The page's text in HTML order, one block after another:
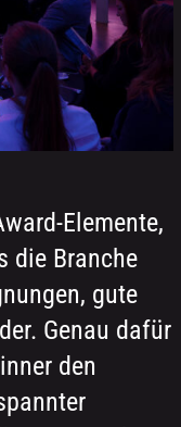
Elemente,
die Branche
gute
Genau dafür
den